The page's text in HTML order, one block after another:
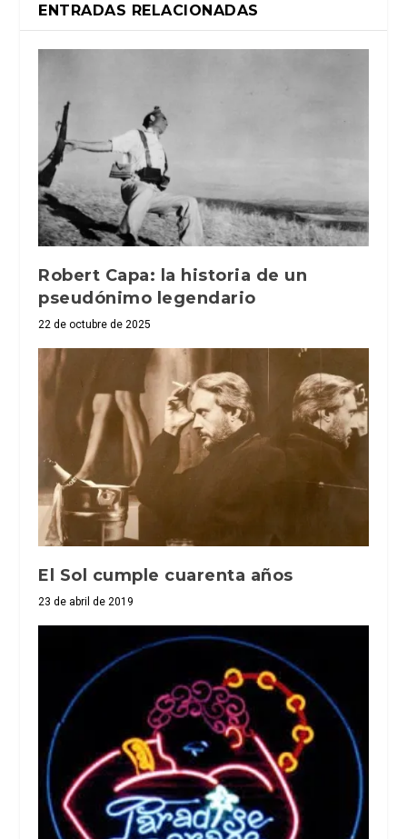
ENTRADAS RELACIONADAS
Robert Capa: la historia de un
pseudónimo legendario
22 de octubre de 2025
El Sol cumple cuarenta años
23 de abril de 2019